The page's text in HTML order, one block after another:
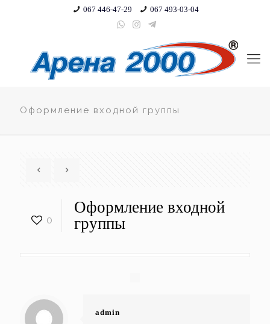
067 446-47-29 067 493-03-04
Оформление входной группы
0
Оформление входной
группы
admin